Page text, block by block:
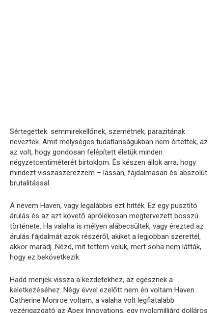
Sértegettek: semmirekellőnek, szemétnek, parazitának
neveztek. Amit mélységes tudatlanságukban nem értettek, az
az volt, hogy gondosan felépített életük minden
négyzetcentiméterét birtoklom. És készen állok arra, hogy
mindezt visszaszerezzem – lassan, fájdalmasan és abszolút
brutalitással.
A nevem Haven, vagy legalábbis ezt hitték. Ez egy pusztító
árulás és az azt követő aprólékosan megtervezett bosszú
története. Ha valaha is mélyen alábecsültek, vagy érezted az
árulás fájdalmát azok részéről, akiket a legjobban szerettél,
akkor maradj. Nézd, mit tettem velük, mert soha nem látták,
hogy ez bekövetkezik.
Hadd menjek vissza a kezdetekhez, az egésznek a
keletkezéséhez. Négy évvel ezelőtt nem én voltam Haven.
Catherine Monroe voltam, a valaha volt legfiatalabb
vezérigazgató az Apex Innovations, egy nyolcmilliárd dolláros